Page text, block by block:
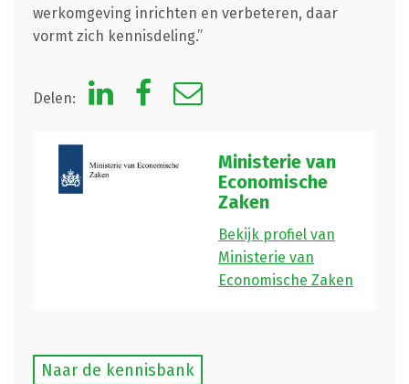
werkomgeving inrichten en verbeteren, daar
vormt zich kennisdeling.”
Delen:
Ministerie van
Economische
Zaken
Bekijk profiel van
Ministerie van
Economische Zaken
Naar de kennisbank